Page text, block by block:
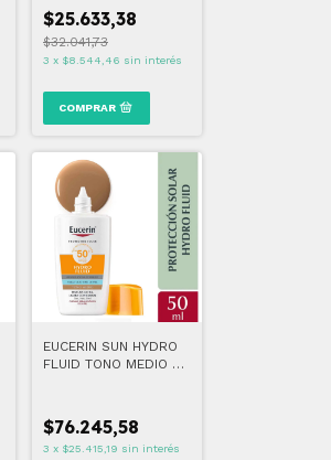
$25.633,38
$32.041,73
3 x $8.544,46 sin interés
EUCERIN SUN HYDRO
FLUID TONO MEDIO 50
$76.245,58
3 x $25.415,19 sin interés